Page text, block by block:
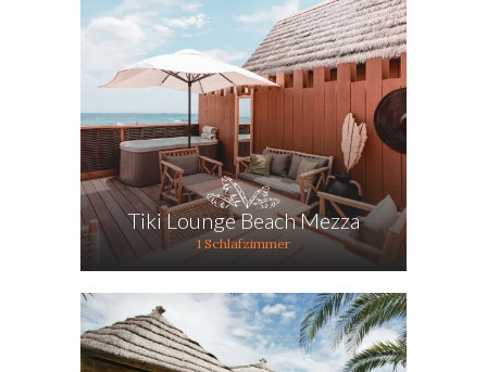
Tiki Lounge Beach Mezza
1 Schlafzimmer